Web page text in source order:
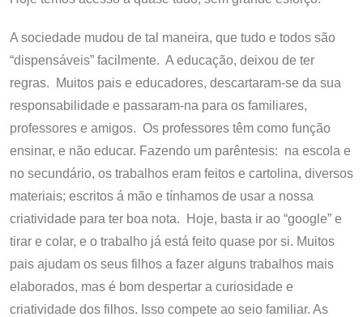
A sociedade mudou de tal maneira, que tudo e todos são
“dispensáveis” facilmente. A educação, deixou de ter
regras. Muitos pais e educadores, descartaram-se da sua
responsabilidade e passaram-na para os familiares,
professores e amigos. Os professores têm como função
ensinar, e não educar. Fazendo um parêntesis: na escola e
no secundário, os trabalhos eram feitos e cartolina, diversos
materiais; escritos á mão e tínhamos de usar a nossa
criatividade para ter boa nota. Hoje, basta ir ao “google” e
tirar e colar, e o trabalho já está feito quase por si. Muitos
pais ajudam os seus filhos a fazer alguns trabalhos mais
elaborados, mas é bom despertar a curiosidade e
criatividade dos filhos. Isso compete ao seio familiar. As